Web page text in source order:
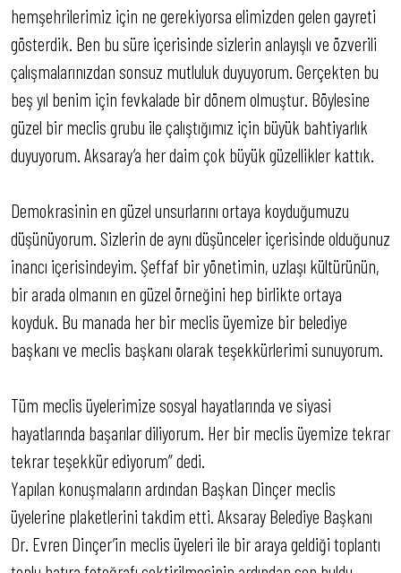
hemşehrilerimiz için ne gerekiyorsa elimizden gelen gayreti
gösterdik. Ben bu süre içerisinde sizlerin anlayışlı ve özverili
çalışmalarınızdan sonsuz mutluluk duyuyorum. Gerçekten bu
beş yıl benim için fevkalade bir dönem olmuştur. Böylesine
güzel bir meclis grubu ile çalıştığımız için büyük bahtiyarlık
duyuyorum. Aksaray’a her daim çok büyük güzellikler kattık.
Demokrasinin en güzel unsurlarını ortaya koyduğumuzu
düşünüyorum. Sizlerin de aynı düşünceler içerisinde olduğunuz
inancı içerisindeyim. Şeffaf bir yönetimin, uzlaşı kültürünün,
bir arada olmanın en güzel örneğini hep birlikte ortaya
koyduk. Bu manada her bir meclis üyemize bir belediye
başkanı ve meclis başkanı olarak teşekkürlerimi sunuyorum.
Tüm meclis üyelerimize sosyal hayatlarında ve siyasi
hayatlarında başarılar diliyorum. Her bir meclis üyemize tekrar
tekrar teşekkür ediyorum” dedi.
Yapılan konuşmaların ardından Başkan Dinçer meclis
üyelerine plaketlerini takdim etti. Aksaray Belediye Başkanı
Dr. Evren Dinçer’in meclis üyeleri ile bir araya geldiği toplantı